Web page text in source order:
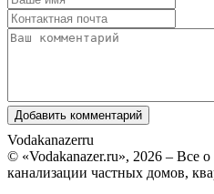
Vodakanazerru
© «Vodakanazer.ru», 2026 – Все
канализации частных домов,